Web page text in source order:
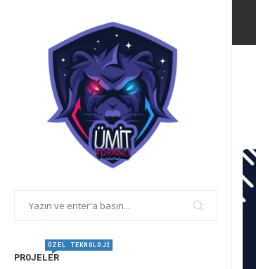
PROJELER
ÖZEL TEKNOLOJI